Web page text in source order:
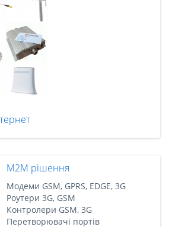
M2M рішення
Модеми GSM, GPRS, EDGE, 3G
Роутери 3G, GSM
Контролери GSM, 3G
Перетворювачі портів